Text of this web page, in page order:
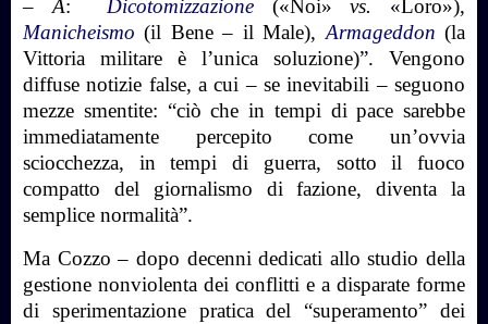
– A: Dicotomizzazione («Noi»vs.
«Loro»),
Manicheismo (il Bene – il Male),Armageddon (la
Vittoria militare è l’unica soluzione)”. Vengono
diffuse notizie false, a cui – se inevitabili – seguono
mezze smentite: “ciò che in tempi di pace sarebbe
immediatamente percepito come un’ovvia
sciocchezza, in tempi di guerra, sotto il fuoco
compatto del giornalismo di fazione, diventa la
semplice normalità”.
Ma Cozzo – dopo decenni dedicati allo studio della
gestione nonviolenta dei conflitti e a disparate forme
di sperimentazione pratica del “superamento” dei